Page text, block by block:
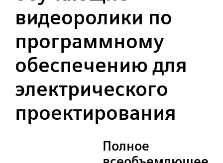
видеоролики по
программному
обеспечению для
электрического
проектирования
Полное